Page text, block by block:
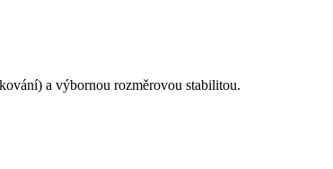
a výbornou rozměrovou stabilitou.